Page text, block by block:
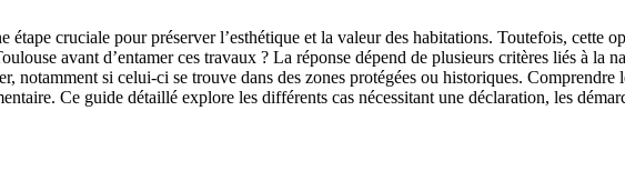
cruciale pour préserver l’esthétique et la valeur des habitations. Toutefois, cette
avant d’entamer ces travaux ? La réponse dépend de plusieurs critères liés à la
si celui-ci se trouve dans des zones protégées ou historiques. Comprendre
Ce guide détaillé explore les différents cas nécessitant une déclaration, les